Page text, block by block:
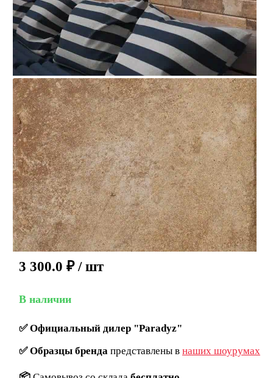
3 300.0 ₽ / шт
В наличии
✅Официальный дилер "Paradyz"
✅Образцы брендапредставлены в наших шоурумах